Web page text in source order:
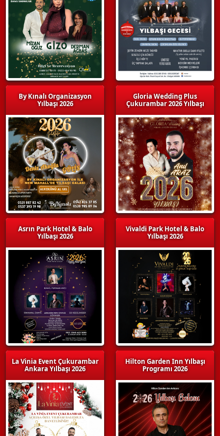
By Kınalı Organizasyon
Yılbaşı 2026
Asrın Park Hotel & Balo
Yılbaşı 2026
La Vinia Event Çukurambar
Ankara Yılbaşı 2026
Gloria Wedding Plus
Çukurambar 2026 Yılbaşı
Vivaldi Park Hotel & Balo
Yılbaşı 2026
Hilton Garden Inn Yılbaşı
Programı 2026